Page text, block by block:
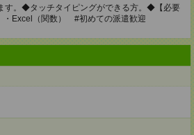
す。◆タッチタイピングができる方。◆【必要
・Excel（関数） #初めての派遣歓迎